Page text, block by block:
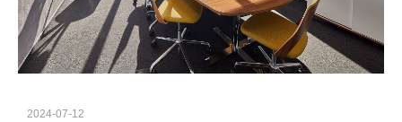
2024-07-12